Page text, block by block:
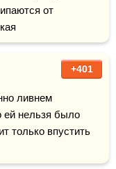
от
+401
ливнем
ей нельзя было
только впустить